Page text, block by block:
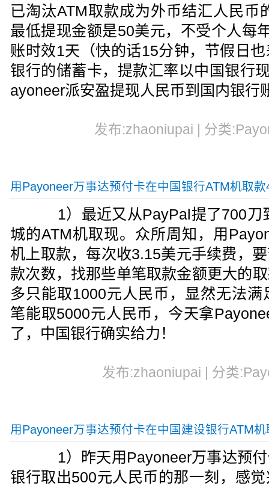
已淘汰ATM取款成为外币结汇人民币
最低提现金额是50美元，不受个人每
账时效1天（快的话15分钟，节假日
银行的储蓄卡，提款汇率以中国银行
ayoneer派安盈提现人民币到国内银行
发布:zhaoniupai | 分类
用Payoneer万事达预付卡在中国银行ATM机取
1）最近又从PayPal提了700刀
城的ATM机取现。众所周知，用
机上取款，每次收3.15美元手续费，
款次数，找那些单笔取款金额更大的
多只能取1000元人民币，显然无法满
笔能取5000元人民币，今天拿
了，中国银行确实给力！
发布:zhaoniupai | 分类
用Payoneer万事达预付卡在中国建设银行ATM
1）昨天用Payoneer万事达预付
银行取出500元人民币的那一刻，感